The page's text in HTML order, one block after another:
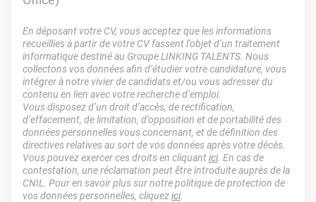
En déposant votre CV, vous acceptez que les informations
recueillies à partir de votre CV fassent l’objet d’un traitement
informatique destiné au Groupe LINKING TALENTS. Nous
collectons vos données afin d’étudier votre candidature, vous
intégrer à notre vivier de candidats et/ou vous adresser du
contenu en lien avec votre recherche d’emploi.
Vous disposez d’un droit d’accès, de rectification,
d’effacement, de limitation, d’opposition et de portabilité des
données personnelles vous concernant, et de définition des
directives relatives au sort de vos données après votre décès.
Vous pouvez exercer ces droits en cliquantici. En cas de
contestation, une réclamation peut être introduite auprès de la
CNIL. Pour en savoir plus sur notre politique de protection de
vos données personnelles, cliquezici.